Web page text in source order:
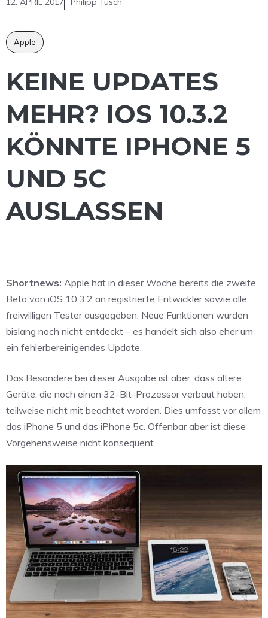
Apple
KEINE UPDATES
MEHR? IOS 10.3.2
KÖNNTE IPHONE 5
UND 5C
AUSLASSEN
Shortnews: Apple hat in dieser Woche bereits die zweite
Beta von iOS 10.3.2 an registrierte Entwickler sowie alle
freiwilligen Tester ausgegeben. Neue Funktionen wurden
bislang noch nicht entdeckt – es handelt sich also eher um
ein fehlerbereinigendes Update.
Das Besondere bei dieser Ausgabe ist aber, dass ältere
Geräte, die noch einen 32-Bit-Prozessor verbaut haben,
teilweise nicht mit beachtet worden. Dies umfasst vor allem
das iPhone 5 und das iPhone 5c. Offenbar aber ist diese
Vorgehensweise nicht konsequent.